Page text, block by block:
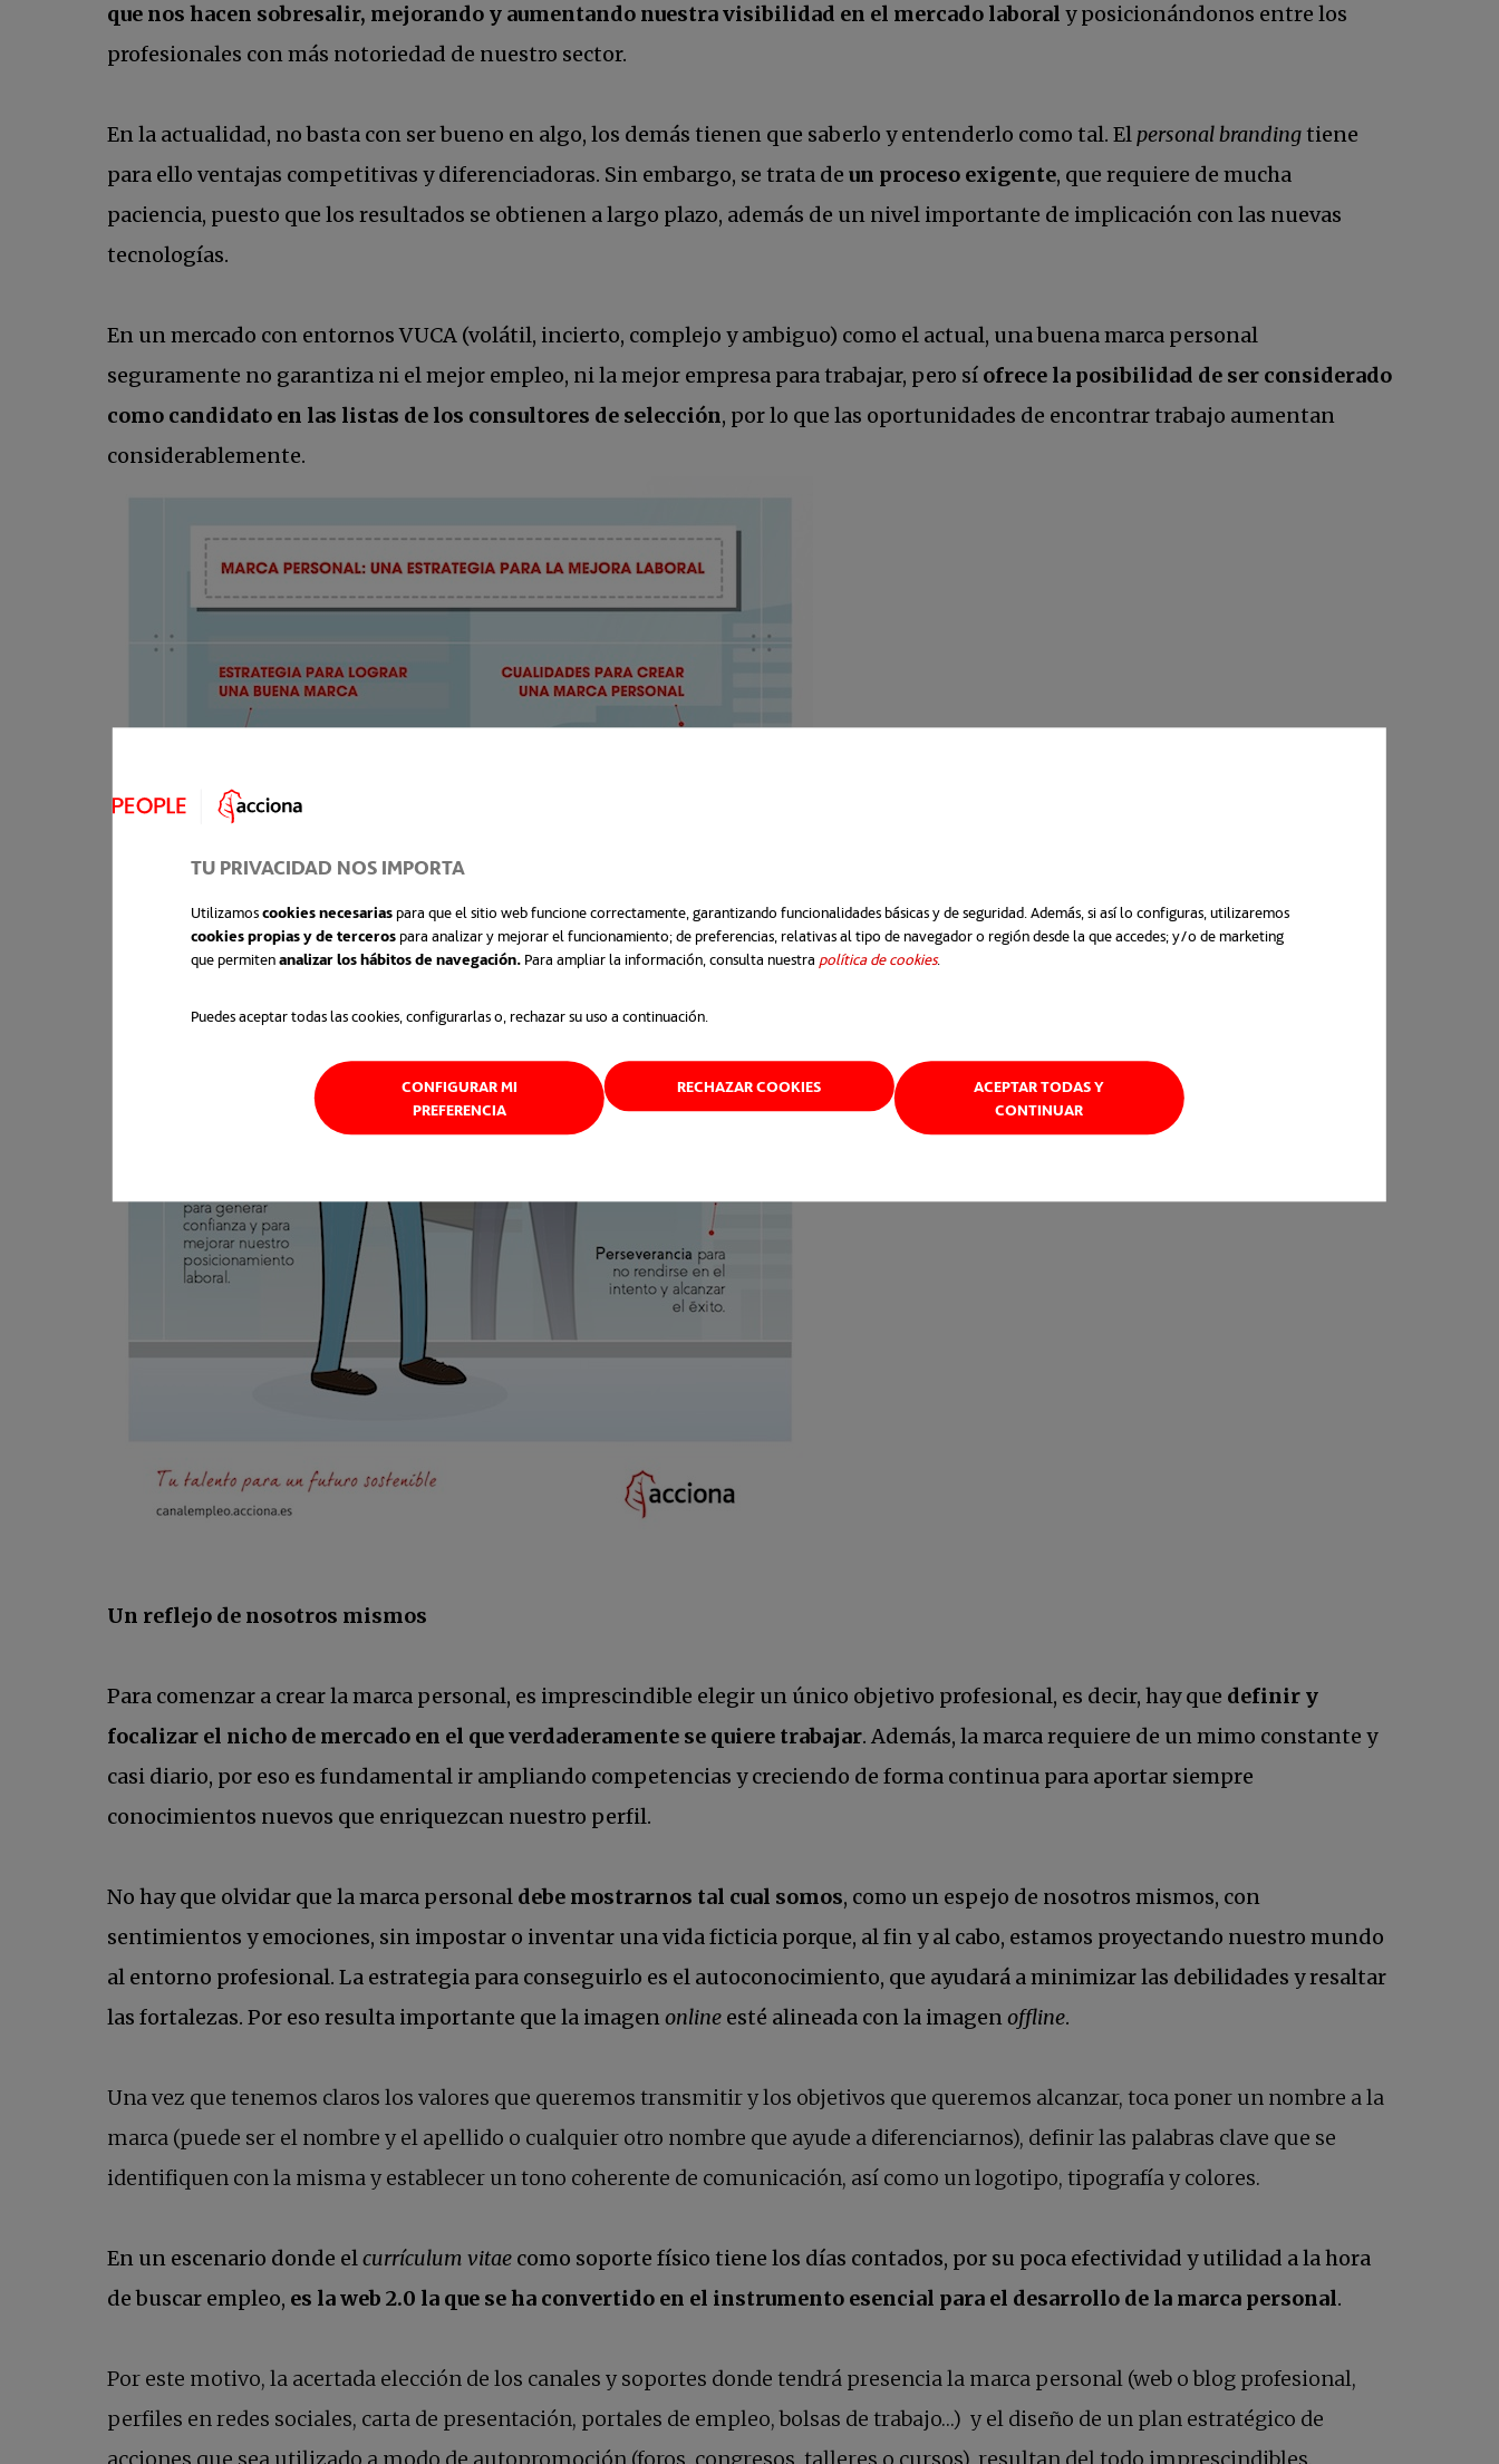
TU PRIVACIDAD NOS IMPORTA
Utilizamoscookies necesariaspara que el sitio web funcione correctamente, garantizando funcionalidades básicas y de seguridad. Además, si así lo configuras, utilizaremos
cookies propias y de tercerospara analizar y mejorar el funcionamiento; de preferencias, relativas al tipo de navegador o región desde la que accedes; y/o de marketing
que permitenanalizar los hábitos de navegación.Para ampliar la información, consulta nuestra política de cookiesse abre en una pestaña nueva
.
Puedes aceptar todas las cookies, configurarlas o, rechazar su uso a continuación.
CONFIGURAR MI
PREFERENCIA
RECHAZAR COOKIES
ACEPTAR TODAS Y
CONTINUAR
que nos hacen sobresalir, mejorando y aumentando nuestra visibilidad en el mercado laboral y posicionándonos entre los
profesionales con más notoriedad de nuestro sector.
En la actualidad, no basta con ser bueno en algo, los demás tienen que saberlo y entenderlo como tal. El personal brandingtiene
para ello ventajas competitivas y diferenciadoras. Sin embargo, se trata de un proceso exigente, que requiere de mucha
paciencia, puesto que los resultados se obtienen a largo plazo, además de un nivel importante de implicación con las nuevas
tecnologías.
En un mercado con entornos VUCA (volátil, incierto, complejo y ambiguo) como el actual, una buena marca personal
seguramente no garantiza ni el mejor empleo, ni la mejor empresa para trabajar, pero sí ofrece la posibilidad de ser considerado
como candidato en las listas de los consultores de selección, por lo que las oportunidades de encontrar trabajo aumentan
considerablemente.
Un reflejo de nosotros mismos
Para comenzar a crear la marca personal, es imprescindible elegir un único objetivo profesional, es decir, hay que definir y
focalizar el nicho de mercado en el que verdaderamente se quiere trabajar. Además, la marca requiere de un mimo constante y
casi diario, por eso es fundamental ir ampliando competencias y creciendo de forma continua para aportar siempre
conocimientos nuevos que enriquezcan nuestro perfil.
No hay que olvidar que la marca personal debe mostrarnos tal cual somos, como un espejo de nosotros mismos, con
sentimientos y emociones, sin impostar o inventar una vida ficticia porque, al fin y al cabo, estamos proyectando nuestro mundo
al entorno profesional. La estrategia para conseguirlo es el autoconocimiento, que ayudará a minimizar las debilidades y resaltar
las fortalezas. Por eso resulta importante que la imagenonline esté alineada con la imagenoffline.
Una vez que tenemos claros los valores que queremos transmitir y los objetivos que queremos alcanzar, toca poner un nombre a la
marca (puede ser el nombre y el apellido o cualquier otro nombre que ayude a diferenciarnos), definir las palabras clave que se
identifiquen con la misma y establecer un tono coherente de comunicación, así como un logotipo, tipografía y colores.
En un escenario donde elcurrículum vitae como soporte físico tiene los días contados, por su poca efectividad y utilidad a la hora
de buscar empleo, es la web 2.0 la que se ha convertido en el instrumento esencial para el desarrollo de la marca personal.
Por este motivo, la acertada elección de los canales y soportes donde tendrá presencia la marca personal (web o blog profesional,
perfiles en redes sociales, carta de presentación, portales de empleo, bolsas de trabajo…) y el diseño de un plan estratégico de